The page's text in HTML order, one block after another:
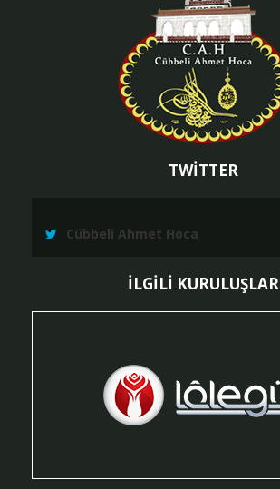
TWİTTER
Cübbeli Ahmet Hoca
İLGİLİ KURULUŞLAR